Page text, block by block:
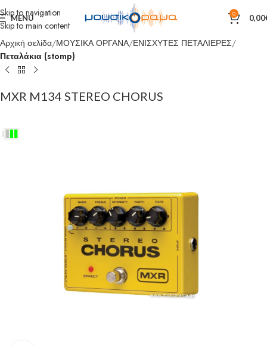
Skip to navigation
Skip to main content
MENU 0 0,00
Αρχική σελίδα ΜΟΥΣΙΚΑ ΟΡΓΑΝΑ ΕΝΙΣΧΥΤΕΣ ΠΕΤΑΛΙΕΡΕΣ
Πεταλάκια (stomp)
MXR M134 STEREO CHORUS